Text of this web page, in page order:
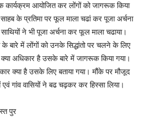
कार्यक्रम आयोजित कर लोंगों को जागरूक किया
साहब के प्रतिमा पर फूल माला चढां कर पूजा अर्चना
ने भी पूजा अर्चना कर फूल माला चढाया।
के बारे में लोंगों को उनके सिद्धांतो पर चलने के लिए
क्या अधिकार है उसके बारे में जागरूक किया गया।
क्या है उसके लिए बताया गया। मौंके पर मौजूद
एवं गांव वासियों ने बढ चढ़कर कर हिस्सा लिया।
पुर